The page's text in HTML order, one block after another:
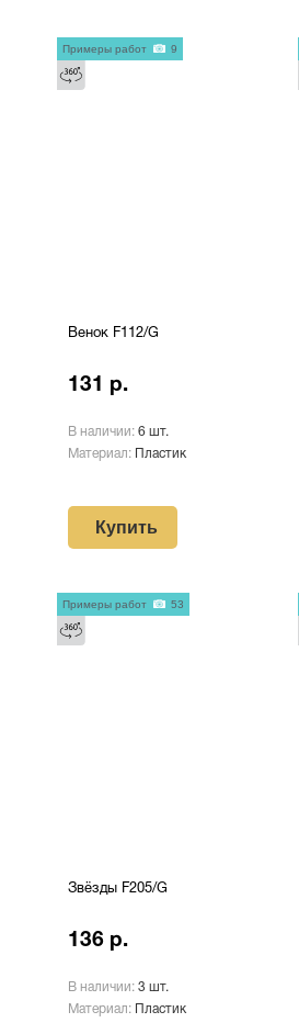
Венок F112/G
131 р.
В наличии: 6 шт.
Материал:
Пластик
Купить
Примеры работ 9
Звёзды F205/G
136 р.
В наличии: 3 шт.
Материал:
Пластик
Примеры работ 53